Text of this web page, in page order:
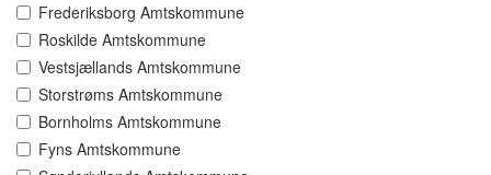
Frederiksborg Amtskommune
Roskilde Amtskommune
Vestsjællands Amtskommune
Storstrøms Amtskommune
Bornholms Amtskommune
Fyns Amtskommune